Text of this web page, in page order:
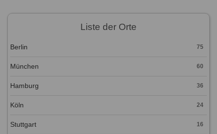
Liste der Orte
Berlin 75
München 60
Hamburg 36
Köln 24
Stuttgart 16